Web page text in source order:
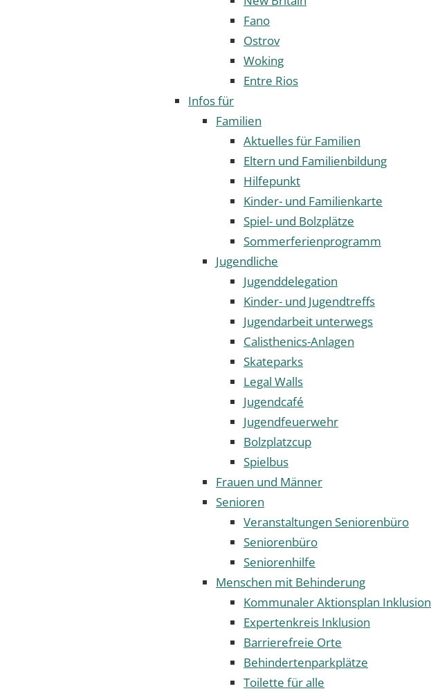
Fano
Ostrov
Woking
Entre Rios
Infos für
Familien
Aktuelles für Familien
Eltern und Familienbildung
Hilfepunkt
Kinder- und Familienkarte
Spiel- und Bolzplätze
Sommerferienprogramm
Jugendliche
Jugenddelegation
Kinder- und Jugendtreffs
Jugendarbeit unterwegs
Calisthenics-Anlagen
Skateparks
Legal Walls
Jugendcafé
Jugendfeuerwehr
Bolzplatzcup
Spielbus
Frauen und Männer
Senioren
Veranstaltungen Seniorenbüro
Seniorenbüro
Seniorenhilfe
Menschen mit Behinderung
Kommunaler Aktionsplan Inklusion
Expertenkreis Inklusion
Barrierefreie Orte
Behindertenparkplätze
Toilette für alle